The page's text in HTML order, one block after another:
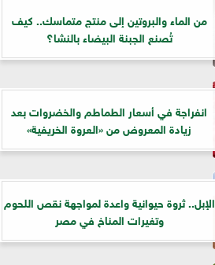
من الماء والبروتين إلى منتج متماسك.. كيف
تُصنع الجبنة البيضاء بالنشا؟
انفراجة في أسعار الطماطم والخضروات بعد
زيادة المعروض من «العروة الخريفية»
الإبل.. ثروة حيوانية واعدة لمواجهة نقص اللحوم
وتغيرات المناخ في مصر